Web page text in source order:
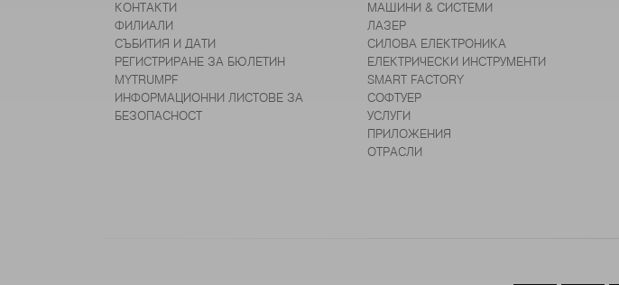
КОНТАКТИ
ФИЛИАЛИ
СЪБИТИЯ И ДАТИ
РЕГИСТРИРАНЕ ЗА БЮЛЕТИН
MYTRUMPF
ИНФОРМАЦИОННИ ЛИСТОВЕ ЗА
БЕЗОПАСНОСТ
МАШИНИ & СИСТЕМИ
ЛАЗЕР
СИЛОВА ЕЛЕКТРОНИКА
ЕЛЕКТРИЧЕСКИ ИНСТРУМЕНТИ
SMART FACTORY
СОФТУЕР
УСЛУГИ
ПРИЛОЖЕНИЯ
ОТРАСЛИ